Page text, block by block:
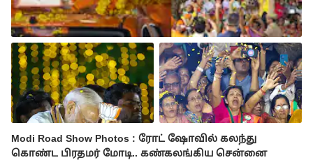
Modi Road Show Photos : ரோட் ஷோவில் கலந்து
கொண்ட பிரதமர் மோடி.. கண்கலங்கிய சென்னை